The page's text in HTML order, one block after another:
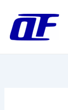
contenu